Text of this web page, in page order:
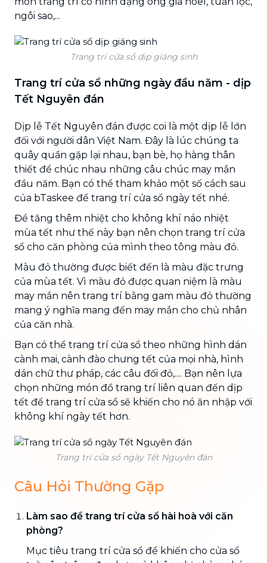
ngôi sao,...
Trang trí cửa sổ dịp giáng sinh
Trang trí cửa sổ những ngày đầu năm - dịp
Tết Nguyên đán
Dịp lễ Tết Nguyên đán được coi là một dịp lễ lớn
đối với người dân Việt Nam. Đây là lúc chúng ta
quây quần gặp lại nhau, bạn bè, họ hàng thân
thiết để chúc nhau những câu chúc may mắn
đầu năm. Bạn có thể tham khảo một số cách sau
của bTaskee để trang trí cửa sổ ngày tết nhé.
Để tăng thêm nhiệt cho không khí náo nhiệt
mùa tết như thế này bạn nên chọn trang trí cửa
sổ cho căn phòng của mình theo tông màu đỏ.
Màu đỏ thường được biết đến là màu đặc trưng
của mùa tết. Vì màu đỏ được quan niệm là màu
may mắn nên trang trí bằng gam màu đỏ thường
mang ý nghĩa mang đến may mắn cho chủ nhân
của căn nhà.
Bạn có thể trang trí cửa sổ theo những hình dán
cành mai, cành đào chưng tết của mọi nhà, hình
dán chữ thư pháp, các câu đối đỏ,.... Bạn nên lựa
chọn những món đồ trang trí liên quan đến dịp
tết để trang trí cửa sổ sẽ khiến cho nó ăn nhập với
không khí ngày tết hơn.
Trang trí cửa sổ ngày Tết Nguyên đán
Câu Hỏi Thường Gặp
Làm sao để trang trí cửa sổ hài hoà với căn
phòng?
Mục tiêu trang trí cửa sổ để khiến cho cửa sổ